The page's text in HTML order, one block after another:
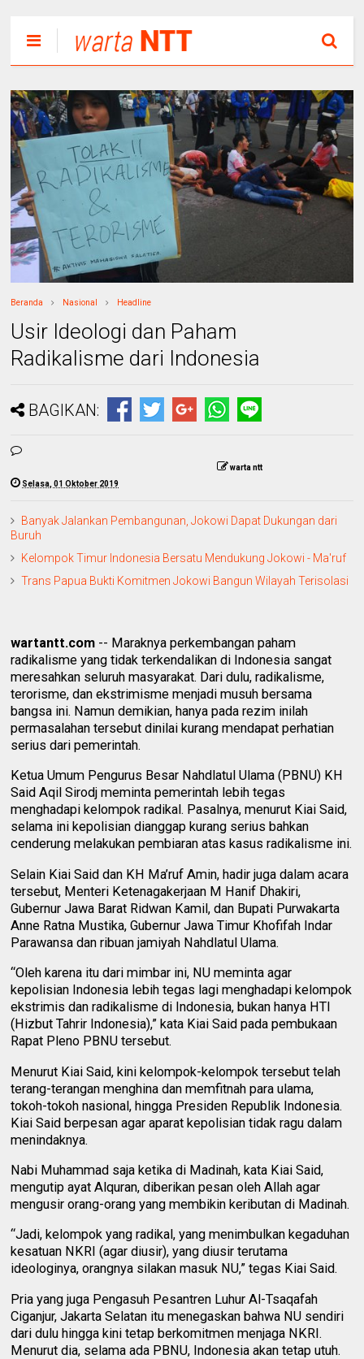
Beranda Nasional Headline
Usir Ideologi dan Paham
Radikalisme dari Indonesia
BAGIKAN:
warta ntt
Selasa, 01 Oktober 2019
Banyak Jalankan Pembangunan, Jokowi Dapat Dukungan dari
Buruh
Kelompok Timur Indonesia Bersatu Mendukung Jokowi - Ma'ruf
Trans Papua Bukti Komitmen Jokowi Bangun Wilayah Terisolasi
wartantt.com -- Maraknya perkembangan paham
radikalisme yang tidak terkendalikan di Indonesia sangat
meresahkan seluruh masyarakat. Dari dulu, radikalisme,
terorisme, dan ekstrimisme menjadi musuh bersama
bangsa ini. Namun demikian, hanya pada rezim inilah
permasalahan tersebut dinilai kurang mendapat perhatian
serius dari pemerintah.
Ketua Umum Pengurus Besar Nahdlatul Ulama (PBNU) KH
Said Aqil Sirodj meminta pemerintah lebih tegas
menghadapi kelompok radikal. Pasalnya, menurut Kiai Said,
selama ini kepolisian dianggap kurang serius bahkan
cenderung melakukan pembiaran atas kasus radikalisme ini.
Selain Kiai Said dan KH Ma’ruf Amin, hadir juga dalam acara
tersebut, Menteri Ketenagakerjaan M Hanif Dhakiri,
Gubernur Jawa Barat Ridwan Kamil, dan Bupati Purwakarta
Anne Ratna Mustika, Gubernur Jawa Timur Khofifah Indar
Parawansa dan ribuan jamiyah Nahdlatul Ulama.
“Oleh karena itu dari mimbar ini, NU meminta agar
kepolisian Indonesia lebih tegas lagi menghadapi kelompok
ekstrimis dan radikalisme di Indonesia, bukan hanya HTI
(Hizbut Tahrir Indonesia),” kata Kiai Said pada pembukaan
Rapat Pleno PBNU tersebut.
Menurut Kiai Said, kini kelompok-kelompok tersebut telah
terang-terangan menghina dan memfitnah para ulama,
tokoh-tokoh nasional, hingga Presiden Republik Indonesia.
Kiai Said berpesan agar aparat kepolisian tidak ragu dalam
menindaknya.
Nabi Muhammad saja ketika di Madinah, kata Kiai Said,
mengutip ayat Alquran, diberikan pesan oleh Allah agar
mengusir orang-orang yang membikin keributan di Madinah.
“Jadi, kelompok yang radikal, yang menimbulkan kegaduhan
kesatuan NKRI (agar diusir), yang diusir terutama
ideologinya, orangnya silakan masuk NU,” tegas Kiai Said.
Pria yang juga Pengasuh Pesantren Luhur Al-Tsaqafah
Ciganjur, Jakarta Selatan itu menegaskan bahwa NU sendiri
dari dulu hingga kini tetap berkomitmen menjaga NKRI.
Menurut dia, selama ada PBNU, Indonesia akan tetap utuh.